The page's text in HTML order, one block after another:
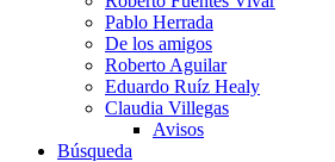
Pablo Herrada
De los amigos
Roberto Aguilar
Eduardo Ruíz Healy
Claudia Villegas
Avisos
Búsqueda